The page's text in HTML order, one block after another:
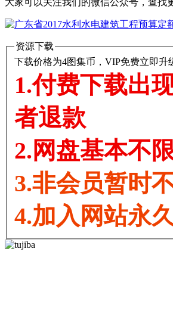
资源下载
下载价格为4图集币，VIP免费立即升
1.付费下载出
者退款
2.网盘基本不
3.非会员暂时
4.加入网站永